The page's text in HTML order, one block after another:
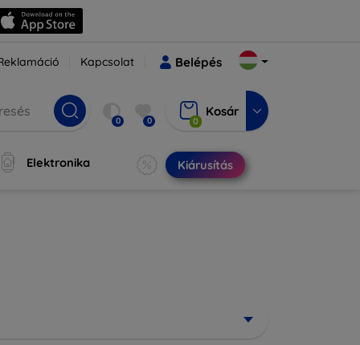
Kapcsolat Belépés
0 0 0
Kosár
Elektronika Kiárusítás